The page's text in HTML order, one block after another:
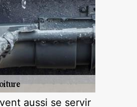
aussi se servir